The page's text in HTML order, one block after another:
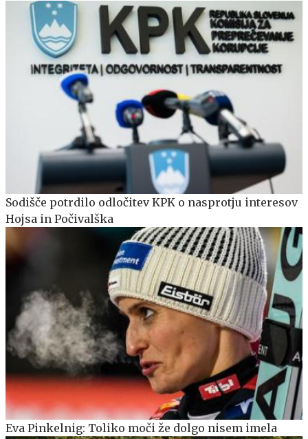
Sodišče potrdilo odločitev KPK o nasprotju interesov
Hojsa in Počivalška
Eva Pinkelnig: Toliko moči že dolgo nisem imela